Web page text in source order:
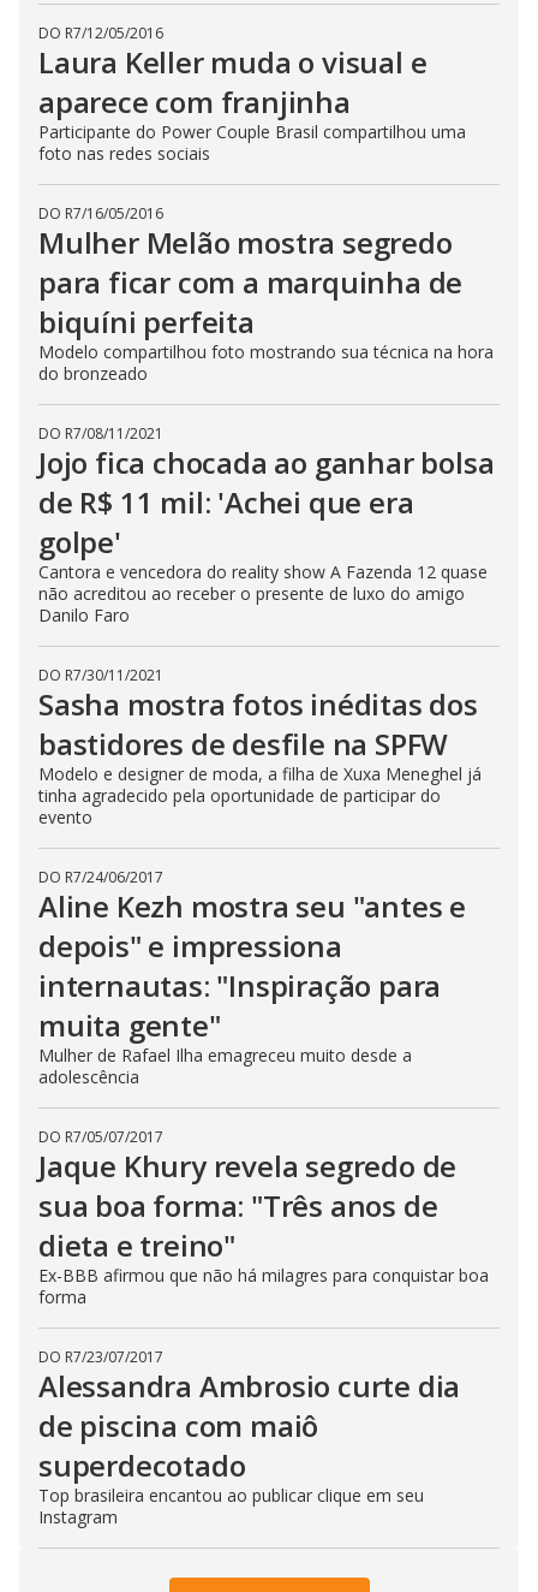
DO R7/12/05/2016
Laura Keller muda o visual e
aparece com franjinha
Participante do Power Couple Brasil compartilhou uma
foto nas redes sociais
DO R7/16/05/2016
Mulher Melão mostra segredo
para ficar com a marquinha de
biquíni perfeita
Modelo compartilhou foto mostrando sua técnica na hora
do bronzeado
DO R7/08/11/2021
Jojo fica chocada ao ganhar bolsa
de R$ 11 mil: 'Achei que era
golpe'
Cantora e vencedora do reality show A Fazenda 12 quase
não acreditou ao receber o presente de luxo do amigo
Danilo Faro
DO R7/30/11/2021
Sasha mostra fotos inéditas dos
bastidores de desfile na SPFW
Modelo e designer de moda, a filha de Xuxa Meneghel já
tinha agradecido pela oportunidade de participar do
evento
DO R7/24/06/2017
Aline Kezh mostra seu "antes e
depois" e impressiona
internautas: "Inspiração para
muita gente"
Mulher de Rafael Ilha emagreceu muito desde a
adolescência
DO R7/05/07/2017
Jaque Khury revela segredo de
sua boa forma: "Três anos de
dieta e treino"
Ex-BBB afirmou que não há milagres para conquistar boa
forma
DO R7/23/07/2017
Alessandra Ambrosio curte dia
de piscina com maiô
superdecotado
Top brasileira encantou ao publicar clique em seu
Instagram